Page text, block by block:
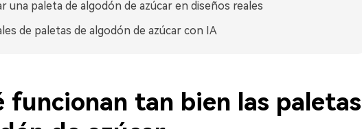
una paleta de algodón de azúcar en diseños reales
de paletas de algodón de azúcar con IA
funcionan tan bien las paletas